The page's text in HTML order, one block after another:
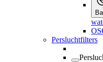
Persluchtfilters